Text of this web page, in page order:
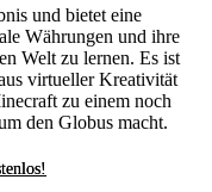
und bietet eine
Währungen und ihre
Welt zu lernen. Es ist
virtueller Kreativität
zu einem noch
den Globus macht.